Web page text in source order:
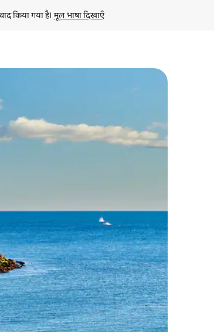
किया गया है। मूल भाषा दिखाएँ
का इस्तेमाल करके एक्सप्लोर करें।